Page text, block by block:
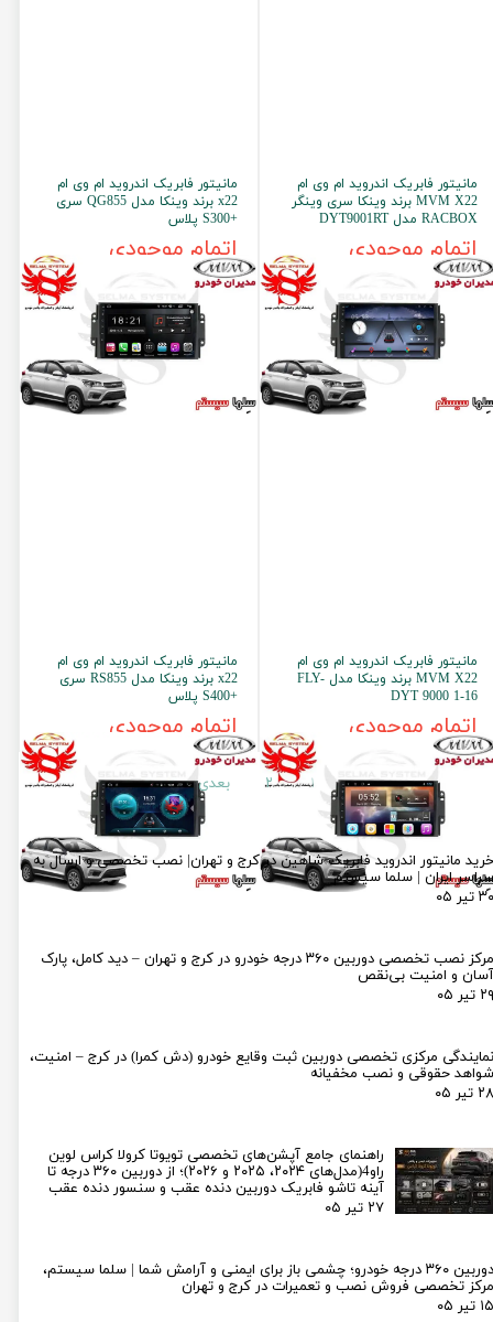
مانیتور فابریک اندروید ام وی ام
MVM X22 برند وینکا سری وینگر
RACBOX مدل DYT9001RT
اتمام موجودی
مانیتور فابریک اندروید ام وی ام
x22 برند وینکا مدل QG855 سری
+S300 پلاس
اتمام موجودی
مانیتور فابریک اندروید ام وی ام
MVM X22 برند وینکا مدل FLY-
DYT 9000 1-16
اتمام موجودی
مانیتور فابریک اندروید ام وی ام
x22 برند وینکا مدل RS855 سری
+S400 پلاس
اتمام موجودی
۱ ۲ بعدی
خرید مانیتور اندروید فابریک شاهین در کرج و تهران| نصب تخصصی و ارسال به
سراسر ایران | سلما سیستم
۳۰ تیر ۰۵
مرکز نصب تخصصی دوربین ۳۶۰ درجه خودرو در کرج و تهران – دید کامل، پارک
آسان و امنیت بی‌نقص
۲۹ تیر ۰۵
نمایندگی مرکزی تخصصی دوربین ثبت وقایع خودرو (دش کمرا) در کرج – امنیت،
شواهد حقوقی و نصب مخفیانه
۲۸ تیر ۰۵
راهنمای جامع آپشن‌های تخصصی تویوتا کرولا کراس لوین
راو4(مدل‌های ۲۰۲۴، ۲۰۲۵ و ۲۰۲۶)؛ از دوربین ۳۶۰ درجه تا
آینه تاشو فابریک دوربین دنده عقب و سنسور دنده عقب
۲۷ تیر ۰۵
دوربین ۳۶۰ درجه خودرو؛ چشمی باز برای ایمنی و آرامش شما | سلما سیستم،
مرکز تخصصی فروش نصب و تعمیرات در کرج و تهران
۱۵ تیر ۰۵